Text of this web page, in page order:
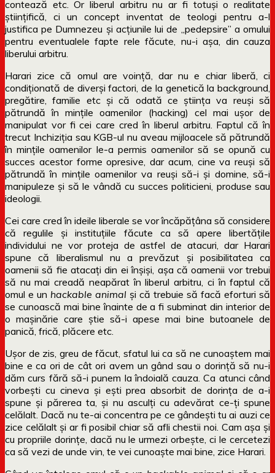
contează etc. Or liberul arbitru nu ar fi totuși o realitate
științifică, ci un concept inventat de teologi pentru a-l
justifica pe Dumnezeu și acțiunile lui de „pedepsire” a omului
pentru eventualele fapte rele făcute, nu-i așa, din cauza
liberului arbitru.
Harari zice că omul are voință, dar nu e chiar liberă, ci
condiționată de diverși factori, de la genetică la background,
pregătire, familie etc și că odată ce știința va reuși să
pătrundă în mințile oamenilor (hacking) cel mai ușor de
manipulat vor fi cei care cred în liberul arbitru. Faptul că în
trecut Inchiziția sau KGB-ul nu aveau mijloacele să pătrundă
în mințile oamenilor le-a permis oamenilor să se opună cu
succes acestor forme opresive, dar acum, cine va reuși să
pătrundă în mințile oamenilor va reuși să-i și domine, să-i
manipuleze și să le vândă cu succes politicieni, produse sau
ideologii.
Cei care cred în ideile liberale se vor încăpățâna să considere
că regulile și instituțiile făcute ca să apere libertățile
individului ne vor proteja de astfel de atacuri, dar Harari
spune că liberalismul nu a prevăzut și posibilitatea ca
oamenii să fie atacați din ei înșiși, așa că oamenii vor trebui
să nu mai creadă neapărat în liberul arbitru, ci în faptul că
omul e un hackable animal și că trebuie să facă eforturi să
se cunoască mai bine înainte de a fi subminat din interior de
o mașinărie care știe să-i apese mai bine butoanele de
panică, frică, plăcere etc.
Ușor de zis, greu de făcut, sfatul lui ca să ne cunoaștem mai
bine e ca ori de cât ori avem un gând sau o dorință să nu-i
dăm curs fără să-i punem la îndoială cauza. Ca atunci când
vorbești cu cineva și ești prea absorbit de dorința de a-i
spune și părerea ta, și nu asculți cu adevărat ce-ți spune
celălalt. Dacă nu te-ai concentra pe ce gândești tu ai auzi ce
zice celălalt și ar fi posibil chiar să afli chestii noi. Cam așa și
cu propriile dorințe, dacă nu le urmezi orbește, ci le cercetezi
ca să vezi de unde vin, te vei cunoaște mai bine, zice Harari.